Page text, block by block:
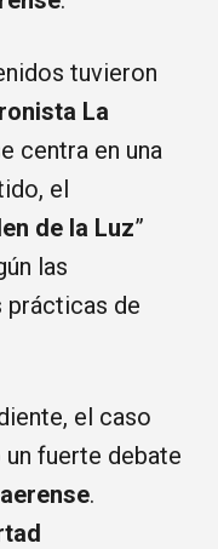
tuvieron
La
centra en una
el
de la Luz”
las
prácticas de
el caso
fuerte debate
.